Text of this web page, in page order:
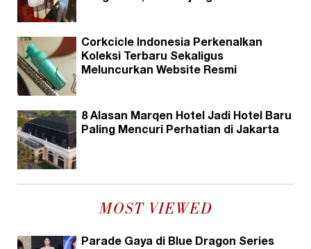
Corkcicle Indonesia Perkenalkan
Koleksi Terbaru Sekaligus
Meluncurkan Website Resmi
8 Alasan Marqen Hotel Jadi Hotel Baru
Paling Mencuri Perhatian di Jakarta
MOST VIEWED
Parade Gaya di Blue Dragon Series